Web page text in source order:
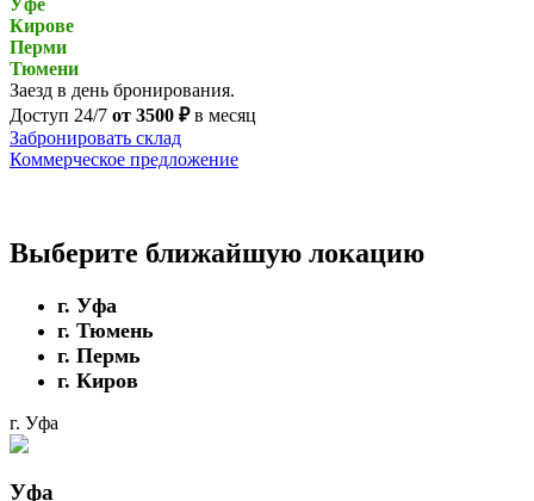
Кирове
Перми
Тюмени
Заезд в день бронирования.
Доступ 24/7 от 3500 ₽в месяц
Забронировать склад
Коммерческое предложение
Выберите ближайшую локацию
г. Уфа
г. Тюмень
г. Пермь
г. Киров
г. Уфа
Уфа